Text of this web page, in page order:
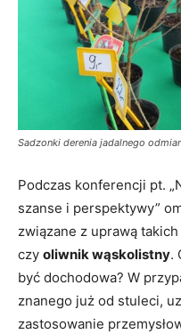
Sadzonki derenia jadalnego
Podczas konferencji pt.
szanse i perspektywy”
związane z uprawą
czy oliwnik wąskolistny.
być dochodowa? W
znanego już od stuleci,
zastosowanie